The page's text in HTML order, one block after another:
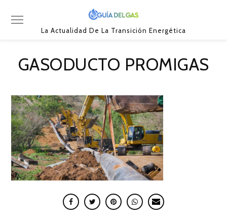
La Actualidad De La Transición Energética
GASODUCTO PROMIGAS